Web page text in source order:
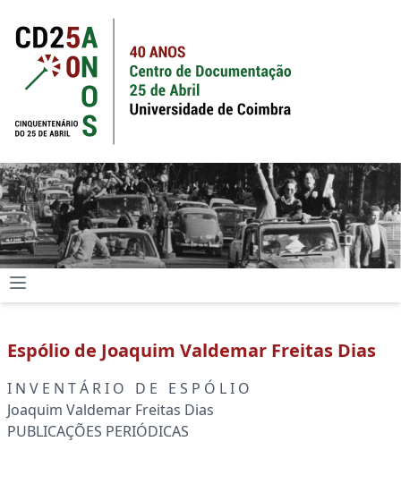
Espólio de Joaquim Valdemar Freitas Dias
I N V E N T Á R I O D E E S P Ó L I O
Joaquim Valdemar Freitas Dias
PUBLICAÇÕES PERIÓDICAS